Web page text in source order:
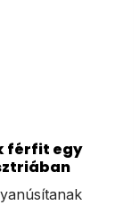
férfit egy